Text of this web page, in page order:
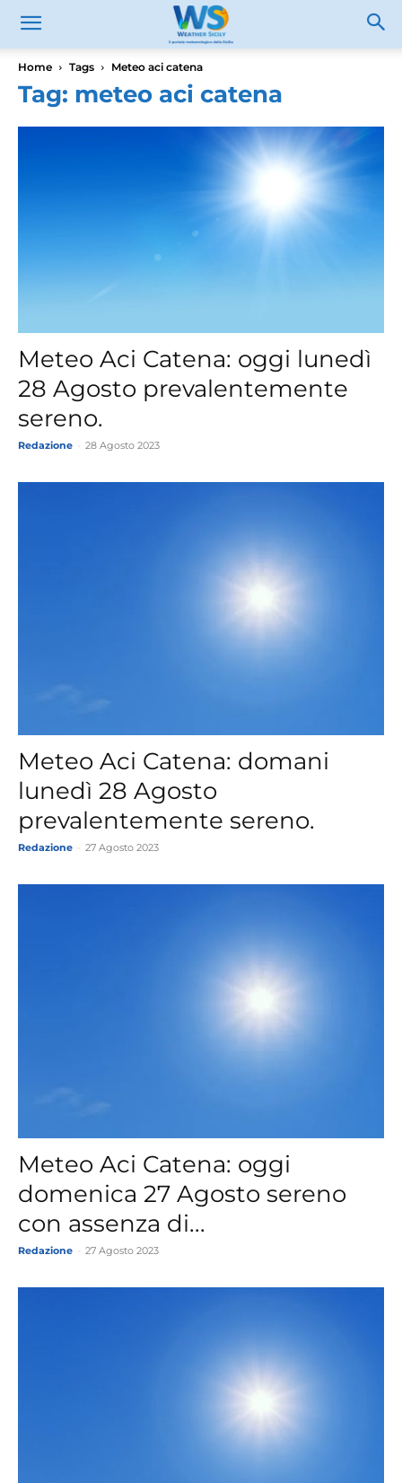
Home Tags Meteo aci catena
Tag: meteo aci catena
Meteo Aci Catena: oggi lunedì
28 Agosto prevalentemente
sereno.
Redazione 28 Agosto 2023
Meteo Aci Catena: domani
lunedì 28 Agosto
prevalentemente sereno.
Redazione 27 Agosto 2023
Meteo Aci Catena: oggi
domenica 27 Agosto sereno
con assenza di...
Redazione 27 Agosto 2023